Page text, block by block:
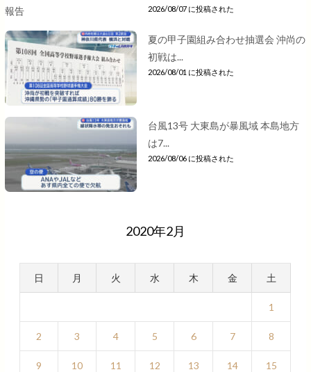
2026/08/07 に投稿された
夏の甲子園組み合わせ抽選会 沖尚の
初戦は...
2026/08/01 に投稿された
台風13号 大東島が暴風域 本島地方
は7...
2026/08/06 に投稿された
2020年2月
日 月 火 水 木 金 土
1
2 3 4 5 6 7 8
9 10 11 12 13 14 15